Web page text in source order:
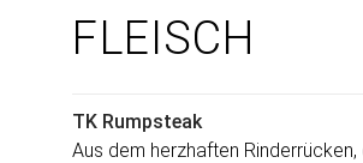
FLEISCH
TK Rumpsteak
Aus dem herzhaften